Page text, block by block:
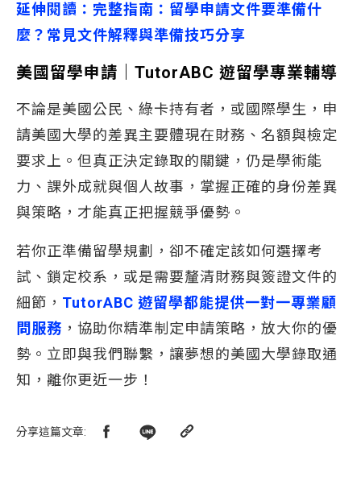
延伸閱讀： 完整指南：留學申請文件要準備什
麼？常見文件解釋與準備技巧分享
美國留學申請｜TutorABC 遊留學專業輔導
不論是美國公民、綠卡持有者，或國際學生，申
請美國大學的差異主要體現在財務、名額與檢定
要求上。但真正決定錄取的關鍵，仍是學術能
力、課外成就與個人故事，掌握正確的身份差異
與策略，才能真正把握競爭優勢。
若你正準備留學規劃，卻不確定該如何選擇考
試、鎖定校系，或是需要釐清財務與簽證文件的
細節， TutorABC 遊留學都能提供一對一專業顧
問服務 ，協助你精準制定申請策略，放大你的優
勢。立即與我們聯繫，讓夢想的美國大學錄取通
知，離你更近一步！
分享這篇文章: